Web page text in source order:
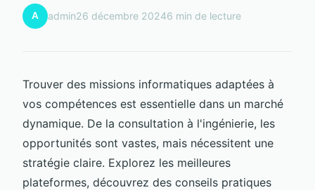
A admin26 décembre 20246 min de lecture
Trouver des missions informatiques adaptées à
vos compétences est essentielle dans un marché
dynamique. De la consultation à l'ingénierie, les
opportunités sont vastes, mais nécessitent une
stratégie claire. Explorez les meilleures
plateformes, découvrez des conseils pratiques